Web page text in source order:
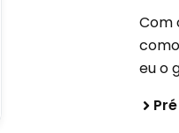
Com
eu o